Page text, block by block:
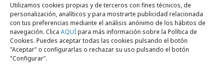
Utilizamos cookies propias y de terceros con fines técnicos, de
personalización, analíticos y para mostrarte publicidad relacionada
con tus preferencias mediante el análisis anónimo de los hábitos de
navegación. Clica AQUÍpara más información sobre la Política de
Cookies. Puedes aceptar todas las cookies pulsando el botón
"Aceptar" o configurarlas o rechazar su uso pulsando el botón
"Configurar".
Unidad Editorial renueva su acuerdo
exclusivo con Taboola
Empresas y Negocios